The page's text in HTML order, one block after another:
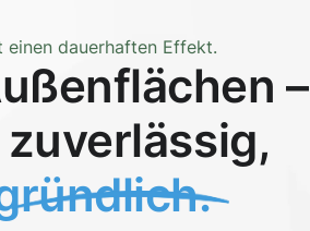
dauerhaften Effekt.
–